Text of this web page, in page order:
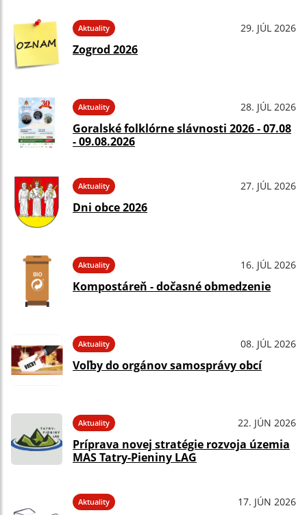
Aktuality 29. JÚL 2026
Zogrod 2026
Aktuality 28. JÚL 2026
Goralské folklórne slávnosti 2026 - 07.08
- 09.08.2026
Aktuality 27. JÚL 2026
Dni obce 2026
Aktuality 16. JÚL 2026
Kompostáreň - dočasné obmedzenie
Aktuality 08. JÚL 2026
Voľby do orgánov samosprávy obcí
Aktuality 22. JÚN 2026
Príprava novej stratégie rozvoja územia
MAS Tatry-Pieniny LAG
Aktuality 17. JÚN 2026